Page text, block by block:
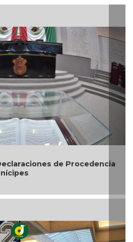
de Veracruz cerca de 100